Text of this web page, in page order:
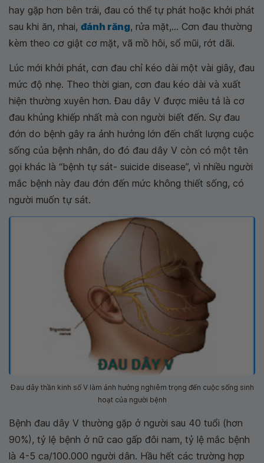
hay gặp hơn bên trái, đau có thể tự phát hoặc khởi phát
sau khi ăn, nhai, đánh răng, rửa mặt,... Cơn đau thường
kèm theo cơ giật cơ mặt, vã mồ hôi, sổ mũi, rớt dãi.
Lúc mới khởi phát, cơn đau chỉ kéo dài một vài giây, đau
mức độ nhẹ. Theo thời gian, cơn đau kéo dài và xuất
hiện thường xuyên hơn. Đau dây V được miêu tả là cơ
đau khủng khiếp nhất mà con người biết đến. Sự đau
đớn do bệnh gây ra ảnh hưởng lớn đến chất lượng cuộc
sống của bệnh nhân, do đó đau dây V còn có một tên
gọi khác là “bệnh tự sát- suicide disease”, vì nhiều người
mắc bệnh này đau đớn đến mức không thiết sống, có
người muốn tự sát.
Đau dây thần kinh số V làm ảnh hưởng nghiêm trọng đến cuộc sống sinh
hoạt của người bệnh
Bệnh đau dây V thường gặp ở người sau 40 tuổi (hơn
90%), tỷ lệ bệnh ở nữ cao gấp đôi nam, tỷ lệ mắc bệnh
là 4-5 ca/100.000 người dân. Hầu hết các trường hợp